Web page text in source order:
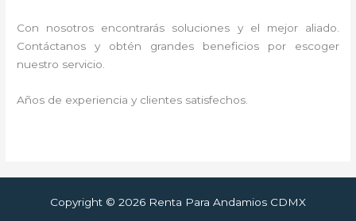
Con nosotros encontrarás soluciones y el mejor aliado.
Contáctanos y obtén grandes beneficios por escoger
nuestro servicio.
Años de experiencia y clientes satisfechos.
Copyright © 2026 Renta Para Andamios CDMX